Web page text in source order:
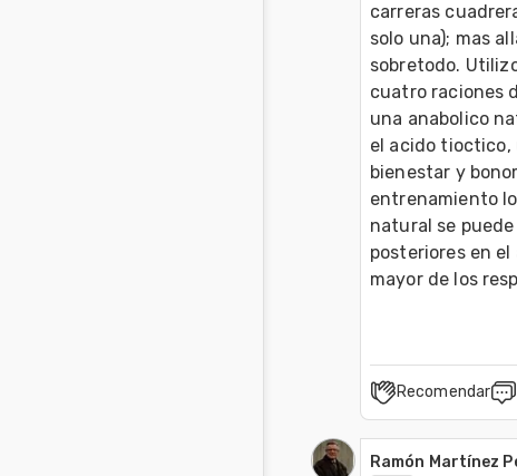
carreras
solo una); mas
sobretodo.
cuatro raciones
una anabolico
el acido tioctico,
bienestar y
entrenamiento
natural se
posteriores en el
mayor de los
Recomendar
Ramón Martínez